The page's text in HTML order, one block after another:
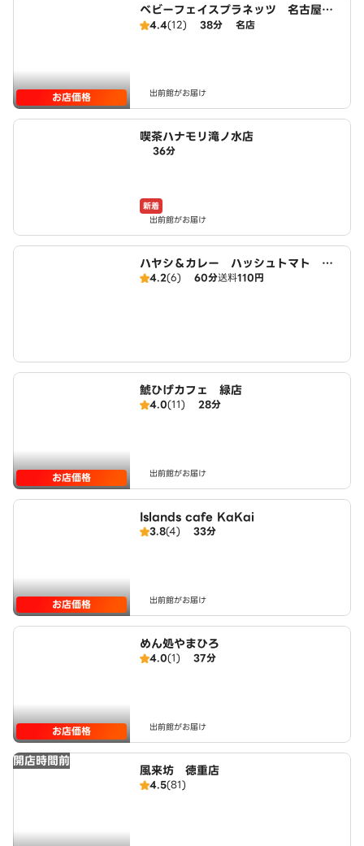
お店価格
ベビーフェイスプラネッツ 名古屋緑
店4.4(12) 38分 名店
出前館がお届け
喫茶ハナモリ滝ノ水店
36分
新着
出前館がお届け
ハヤシ＆カレー ハッシュトマト 名
古屋緑店
4.2(6) 60分送料110円
お店価格
鯱ひげカフェ 緑店
4.0(11) 28分
出前館がお届け
お店価格
Islands cafe KaKai
3.8(4) 33分
出前館がお届け
お店価格
めん処やまひろ
4.0(1) 37分
出前館がお届け
開店時間前
風来坊 徳重店
4.5(81)